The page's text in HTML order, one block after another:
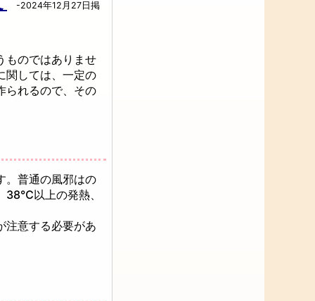
-2024年12月27日掲
ものではありませ
関しては、一定の
られるので、その
。普通の風邪はの
38℃以上の発熱、
注意する必要があ